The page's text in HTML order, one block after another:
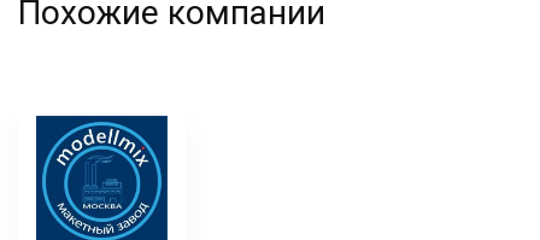
Похожие компании